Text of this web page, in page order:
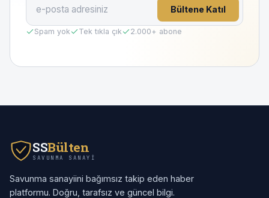
Bültene Katıl
Spam yok Tek tıkla çık 2.000+ abone
SSBülten
SAVUNMA SANAYI
Savunma sanayiini bağımsız takip eden haber
platformu. Doğru, tarafsız ve güncel bilgi.